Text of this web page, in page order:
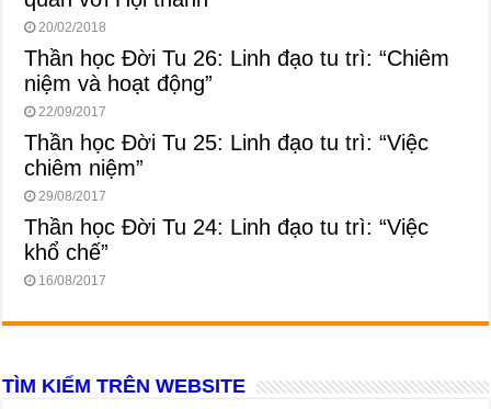
20/02/2018
Thần học Đời Tu 26: Linh đạo tu trì: “Chiêm
niệm và hoạt động”
22/09/2017
Thần học Đời Tu 25: Linh đạo tu trì: “Việc
chiêm niệm”
29/08/2017
Thần học Đời Tu 24: Linh đạo tu trì: “Việc
khổ chế”
16/08/2017
TÌM KIẾM TRÊN WEBSITE